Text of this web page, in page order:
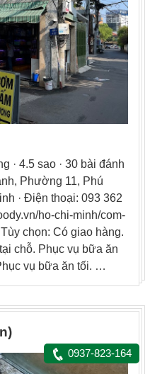
· 4.5 sao · 30 bài đánh
Phường 11, Phú
· Điện thoại: 093 362
ho-chi-minh/com-
chọn: Có giao hàng.
chỗ. Phục vụ bữa ăn
vụ bữa ăn tối. …
0937-823-164